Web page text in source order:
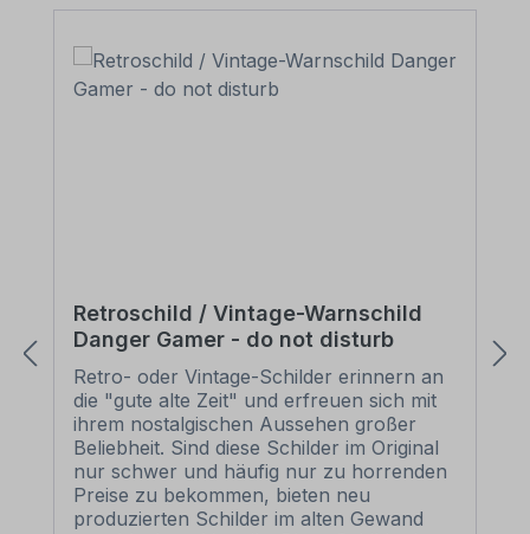
Retroschild / Vintage-Warnschild
Danger Gamer - do not disturb
Retro- oder Vintage-Schilder erinnern an
die "gute alte Zeit" und erfreuen sich mit
ihrem nostalgischen Aussehen großer
Beliebheit. Sind diese Schilder im Original
nur schwer und häufig nur zu horrenden
Preise zu bekommen, bieten neu
produzierten Schilder im alten Gewand